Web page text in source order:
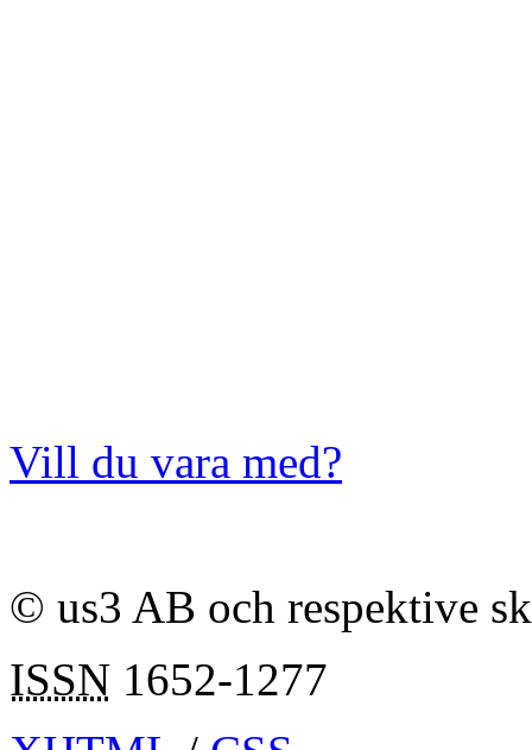
Vill du vara med?
© us3 AB och respektive
ISSN 1652-1277